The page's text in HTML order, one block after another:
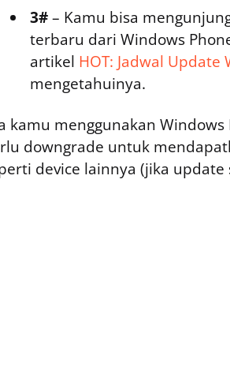
3#– Kamu bisa
terbaru dari Windows
artikel HOT: Jadwal Update
mengetahuinya.
kamu menggunakan
downgrade untuk
device lainnya (jika